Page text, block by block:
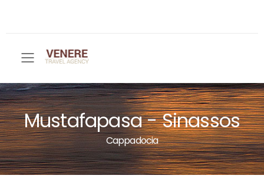
Toggle mobile menu
Mustafapasa - Sinassos
Cappadocia